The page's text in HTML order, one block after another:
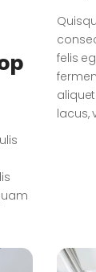
felis
lacus,